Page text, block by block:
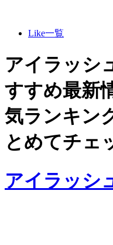
Like一覧
アイラッシ
すすめ最新
気ランキン
とめてチェ
アイラッシ